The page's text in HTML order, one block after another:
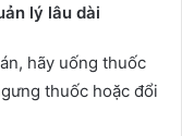
lý lâu dài
hãy uống thuốc
thuốc hoặc đổi